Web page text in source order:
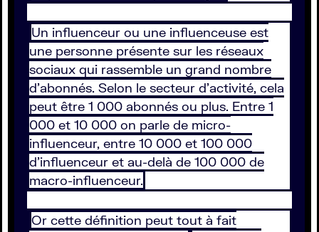
Un influenceur ou une influenceuse est
une personne présente sur les réseaux
sociaux qui rassemble un grand nombre
d’abonnés. Selon le secteur d’activité, cela
peut être 1 000 abonnés ou plus. Entre 1
000 et 10 000 on parle de micro-
influenceur, entre 10 000 et 100 000
d’influenceur et au-delà de 100 000 de
macro-influenceur.
Or cette définition peut tout à fait